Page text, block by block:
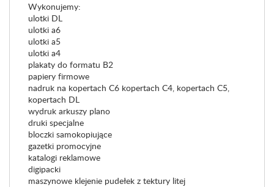
Wykonujemy:
ulotki DL
ulotki a6
ulotki a5
ulotki a4
plakaty do formatu B2
papiery firmowe
nadruk na kopertach C6 kopertach C4, kopertach C5,
kopertach DL
wydruk arkuszy plano
druki specjalne
bloczki samokopiujące
gazetki promocyjne
katalogi reklamowe
digipacki
maszynowe klejenie pudełek z tektury litej